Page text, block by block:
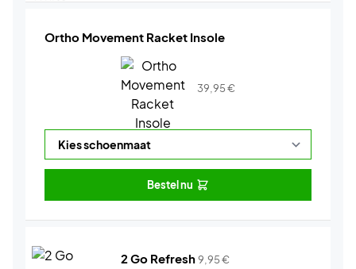
Ortho Movement Racket Insole
39,95€
Bestel nu
2 Go Refresh9,95€